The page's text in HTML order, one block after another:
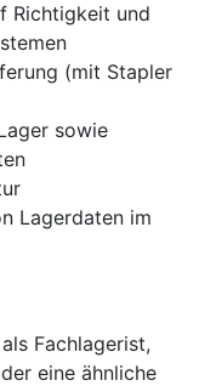
Richtigkeit und
(mit Stapler
sowie
Lagerdaten im
Fachlagerist,
eine ähnliche